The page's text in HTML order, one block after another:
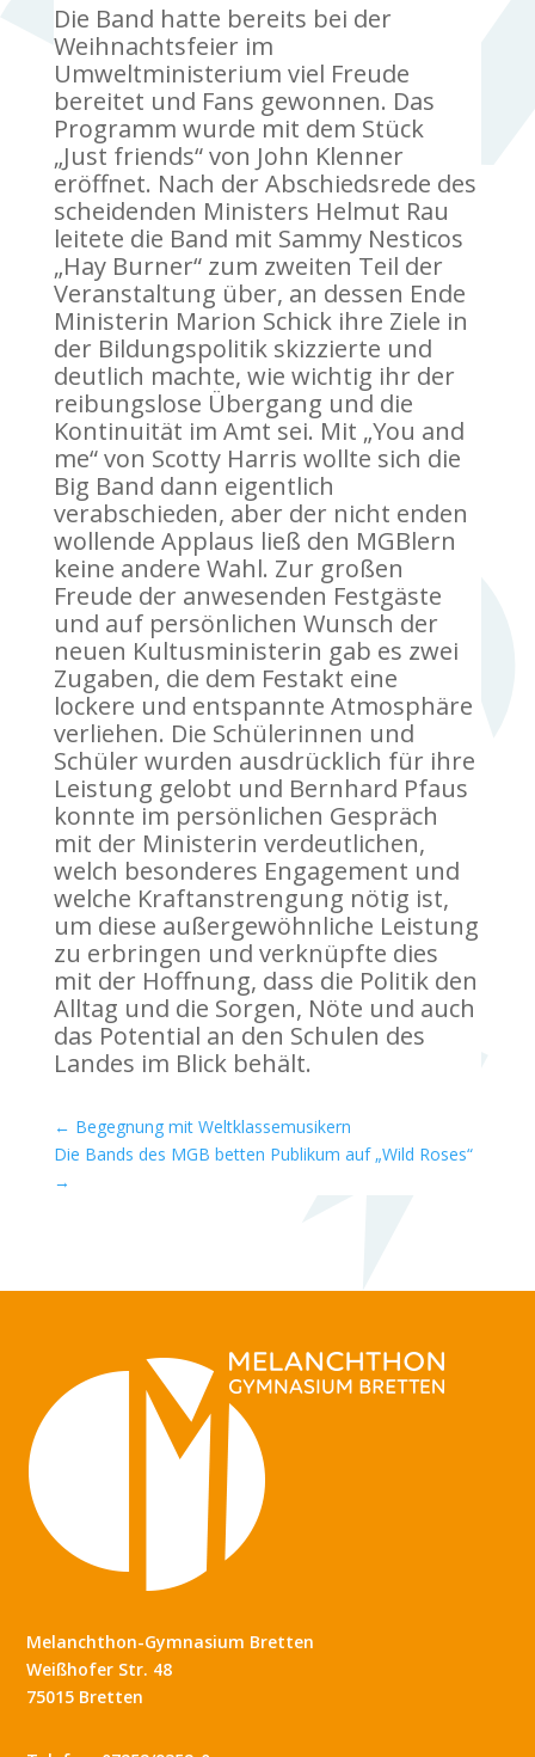
Die Band hatte bereits bei der
Weihnachtsfeier im
Umweltministerium viel Freude
bereitet und Fans gewonnen. Das
Programm wurde mit dem Stück
„Just friends“ von John Klenner
eröffnet. Nach der Abschiedsrede des
scheidenden Ministers Helmut Rau
leitete die Band mit Sammy Nesticos
„Hay Burner“ zum zweiten Teil der
Veranstaltung über, an dessen Ende
Ministerin Marion Schick ihre Ziele in
der Bildungspolitik skizzierte und
deutlich machte, wie wichtig ihr der
reibungslose Übergang und die
Kontinuität im Amt sei. Mit „You and
me“ von Scotty Harris wollte sich die
Big Band dann eigentlich
verabschieden, aber der nicht enden
wollende Applaus ließ den MGBlern
keine andere Wahl. Zur großen
Freude der anwesenden Festgäste
und auf persönlichen Wunsch der
neuen Kultusministerin gab es zwei
Zugaben, die dem Festakt eine
lockere und entspannte Atmosphäre
verliehen. Die Schülerinnen und
Schüler wurden ausdrücklich für ihre
Leistung gelobt und Bernhard Pfaus
konnte im persönlichen Gespräch
mit der Ministerin verdeutlichen,
welch besonderes Engagement und
welche Kraftanstrengung nötig ist,
um diese außergewöhnliche Leistung
zu erbringen und verknüpfte dies
mit der Hoffnung, dass die Politik den
Alltag und die Sorgen, Nöte und auch
das Potential an den Schulen des
Landes im Blick behält.
← Begegnung mit Weltklassemusikern
Die Bands des MGB betten Publikum auf „Wild Roses“
→
Melanchthon-Gymnasium Bretten
Weißhofer Str. 48
75015 Bretten